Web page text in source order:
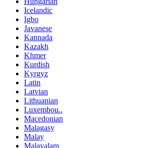
Icelandic
Igbo
Javanese
Kannada
Kazakh
Khmer
Kurdish
Kyrgyz
Latin
Latvian
Lithuanian
Luxembou..
Macedonian
Malagasy
Malay
Malayalam